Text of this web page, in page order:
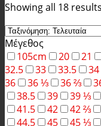
Showing all 18 results
Μέγεθος
105cm
20 21
32.5
33 33.5 34
36
36 ⅓ 36 ⅔
38.5
39 39 ⅓
41.5
42 42 ⅔
44.5
45 45 ⅓